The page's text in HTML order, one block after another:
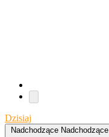
Dzisiaj
Nadchodzące Nadchodzące